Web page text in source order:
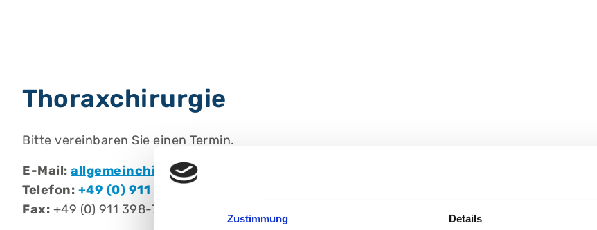
Zustimmung Details
Thoraxchirurgie
Bitte vereinbaren Sie einen Termin.
E-Mail: allgemeinchirurgie@klinikum-nuernberg.de
Telefon: +49 (0) 911 398-7135
Fax: +49 (0) 911 398-7136